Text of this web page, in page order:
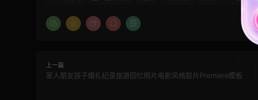
上一篇
家人朋友孩子婚礼纪录旅游回忆照片电影风格胶片Premiere模板